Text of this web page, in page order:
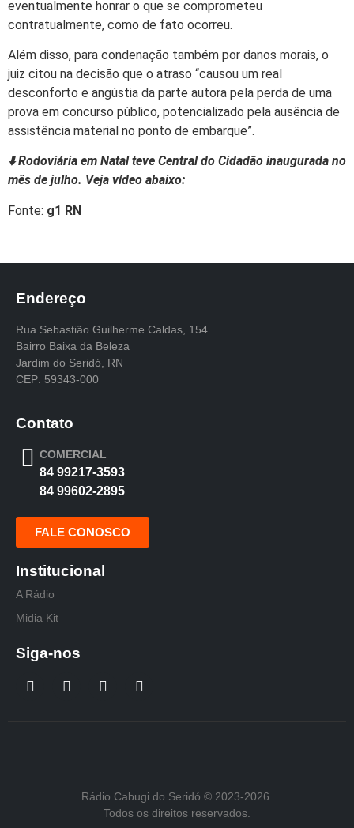
eventualmente honrar o que se comprometeu
contratualmente, como de fato ocorreu.
Além disso, para condenação também por danos morais, o
juiz citou na decisão que o atraso “causou um real
desconforto e angústia da parte autora pela perda de uma
prova em concurso público, potencializado pela ausência de
assistência material no ponto de embarque”.
⬇️ Rodoviária em Natal teve Central do Cidadão inaugurada no
mês de julho. Veja vídeo abaixo:
Fonte: g1 RN
Endereço
Rua Sebastião Guilherme Caldas, 154
Bairro Baixa da Beleza
Jardim do Seridó, RN
CEP: 59343-000
Contato
COMERCIAL
84 99217-3593
84 99602-2895
FALE CONOSCO
Institucional
A Rádio
Midia Kit
Siga-nos
Rádio Cabugi do Seridó © 2023-2026.
Todos os direitos reservados.